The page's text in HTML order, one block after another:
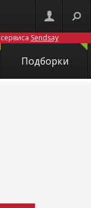
Sendsay
Подборки